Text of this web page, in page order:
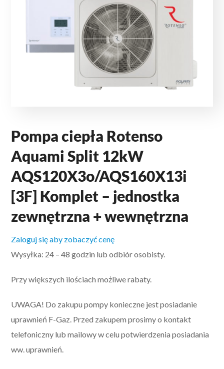
Pompa ciepła Rotenso
Aquami Split 12kW
AQS120X3o/AQS160X13i
[3F] Komplet – jednostka
zewnętrzna + wewnętrzna
Zaloguj się aby zobaczyć cenę
Wysyłka: 24 – 48 godzin lub odbiór osobisty.
Przy większych ilościach możliwe rabaty.
UWAGA! Do zakupu pompy konieczne jest posiadanie
uprawnień F-Gaz. Przed zakupem prosimy o kontakt
telefoniczny lub mailowy w celu potwierdzenia posiadania
ww. uprawnień.